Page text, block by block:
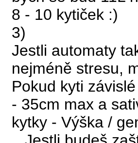
8 - 10 kytiček :)
3)
Jestli automaty
nejméně stresu,
Pokud kyti
- 35cm max a
kytky - Výška /